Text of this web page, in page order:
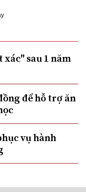
xác" sau 1 năm
để hỗ trợ ăn
vụ hành